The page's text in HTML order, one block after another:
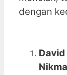
dengan